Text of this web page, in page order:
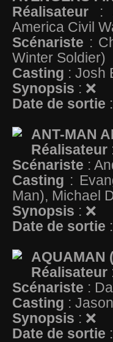
Réalisateur :
America Civil
Scénariste :
Winter Soldier)
Casting : Josh
Synopsis : ❌
Date de sortie
ANT-MAN
Réalisateur
Scénariste :
Casting :
Man), Michael
Synopsis : ❌
Date de sortie
AQUAMAN
Réalisateur
Scénariste :
Casting :
Synopsis : ❌
Date de sortie